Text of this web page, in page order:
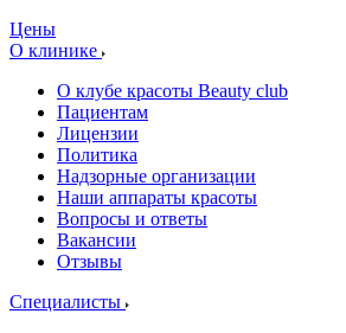
Цены
О клинике
О клубе красоты Beauty club
Пациентам
Лицензии
Политика
Надзорные организации
Наши аппараты красоты
Вопросы и ответы
Вакансии
Отзывы
Специалисты